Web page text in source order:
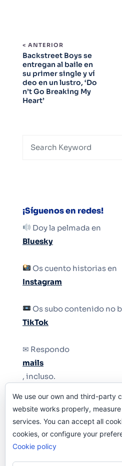
< ANTERIOR
Backstreet Boys se
entregan al baile en
su primer single y ví
deo en un lustro, ‘Do
n’t Go Breaking My
Heart’
¡Síguenos en redes!
Doy la pelmada en
Bluesky
Os cuento historias en
Instagram
Os subo contenido no
TikTok
✉ Respondo
mails
, incluso.
Y si una persona no
le quiten el teléfono.
We use our own and third-party
website works properly,
services. You can accept all
cookies, or configure your
Cookie policy